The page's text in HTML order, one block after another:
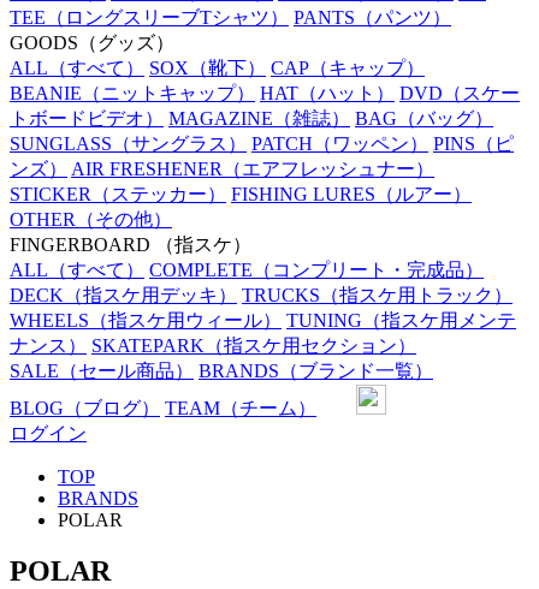
TEE （ロングスリーブTシャツ） PANTS （パンツ）
GOODS （グッズ）
ALL （すべて） SOX （靴下） CAP （キャップ）
BEANIE （ニットキャップ） HAT （ハット） DVD （スケー
トボードビデオ）
MAGAZINE （雑誌） BAG （バッグ）
SUNGLASS （サングラス） PATCH （ワッペン） PINS （ピ
ンズ）
AIR FRESHENER （エアフレッシュナー）
STICKER （ステッカー） FISHING LURES （ルアー）
OTHER （その他）
FINGERBOARD
（指スケ）
ALL （すべて） COMPLETE （コンプリート・完成品）
DECK （指スケ用デッキ） TRUCKS （指スケ用トラック）
WHEELS （指スケ用ウィール） TUNING （指スケ用メンテ
ナンス）
SKATEPARK （指スケ用セクション）
SALE （セール商品） BRANDS （ブランド一覧）
BLOG （ブログ） TEAM （チーム）
ログイン
TOP
BRANDS
POLAR
POLAR